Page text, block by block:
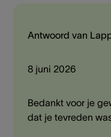
Antwoord van
8 juni 2026
Bedankt voor je
dat je tevreden